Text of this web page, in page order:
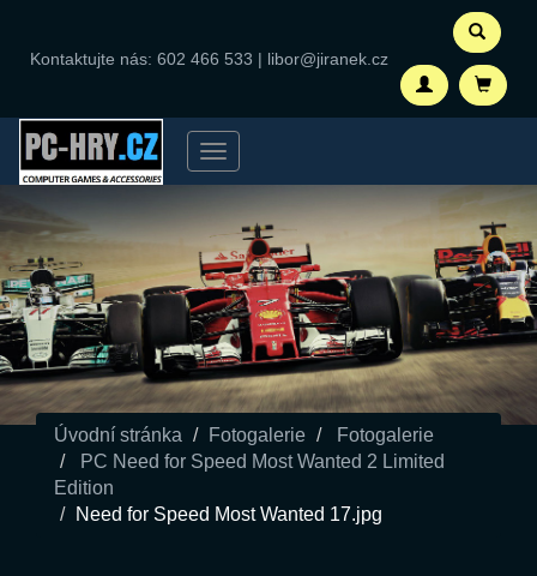
Kontaktujte nás: 602 466 533 | libor@jiranek.cz
Menu
Úvodní stránka Fotogalerie
Fotogalerie
PC Need for Speed Most Wanted 2 Limited
Edition
Need for Speed Most Wanted 17.jpg